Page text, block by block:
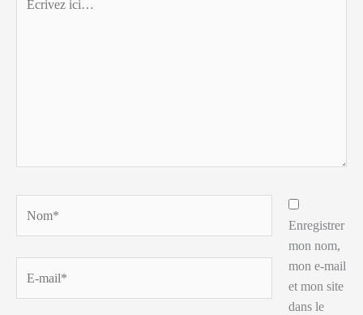
ici…
mail*
Enregistrer
mon nom,
mon e-mail
et mon site
dans le